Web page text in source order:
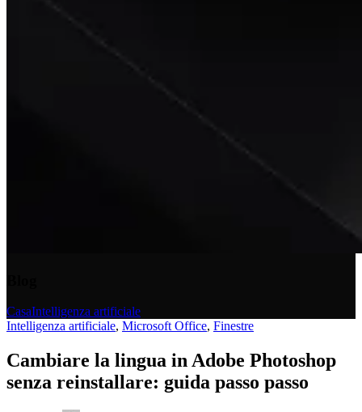
CasaIntelligenza artificiale
Intelligenza artificiale, Microsoft Office, Finestre
Cambiare la lingua in Adobe Photoshop
senza reinstallare: guida passo passo